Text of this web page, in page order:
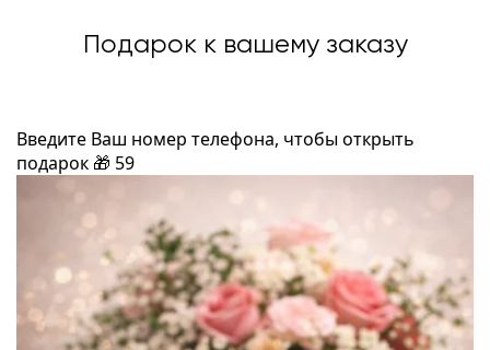
Подарок к вашему заказу
Введите Ваш номер телефона, чтобы открыть
подарок 🎁 59